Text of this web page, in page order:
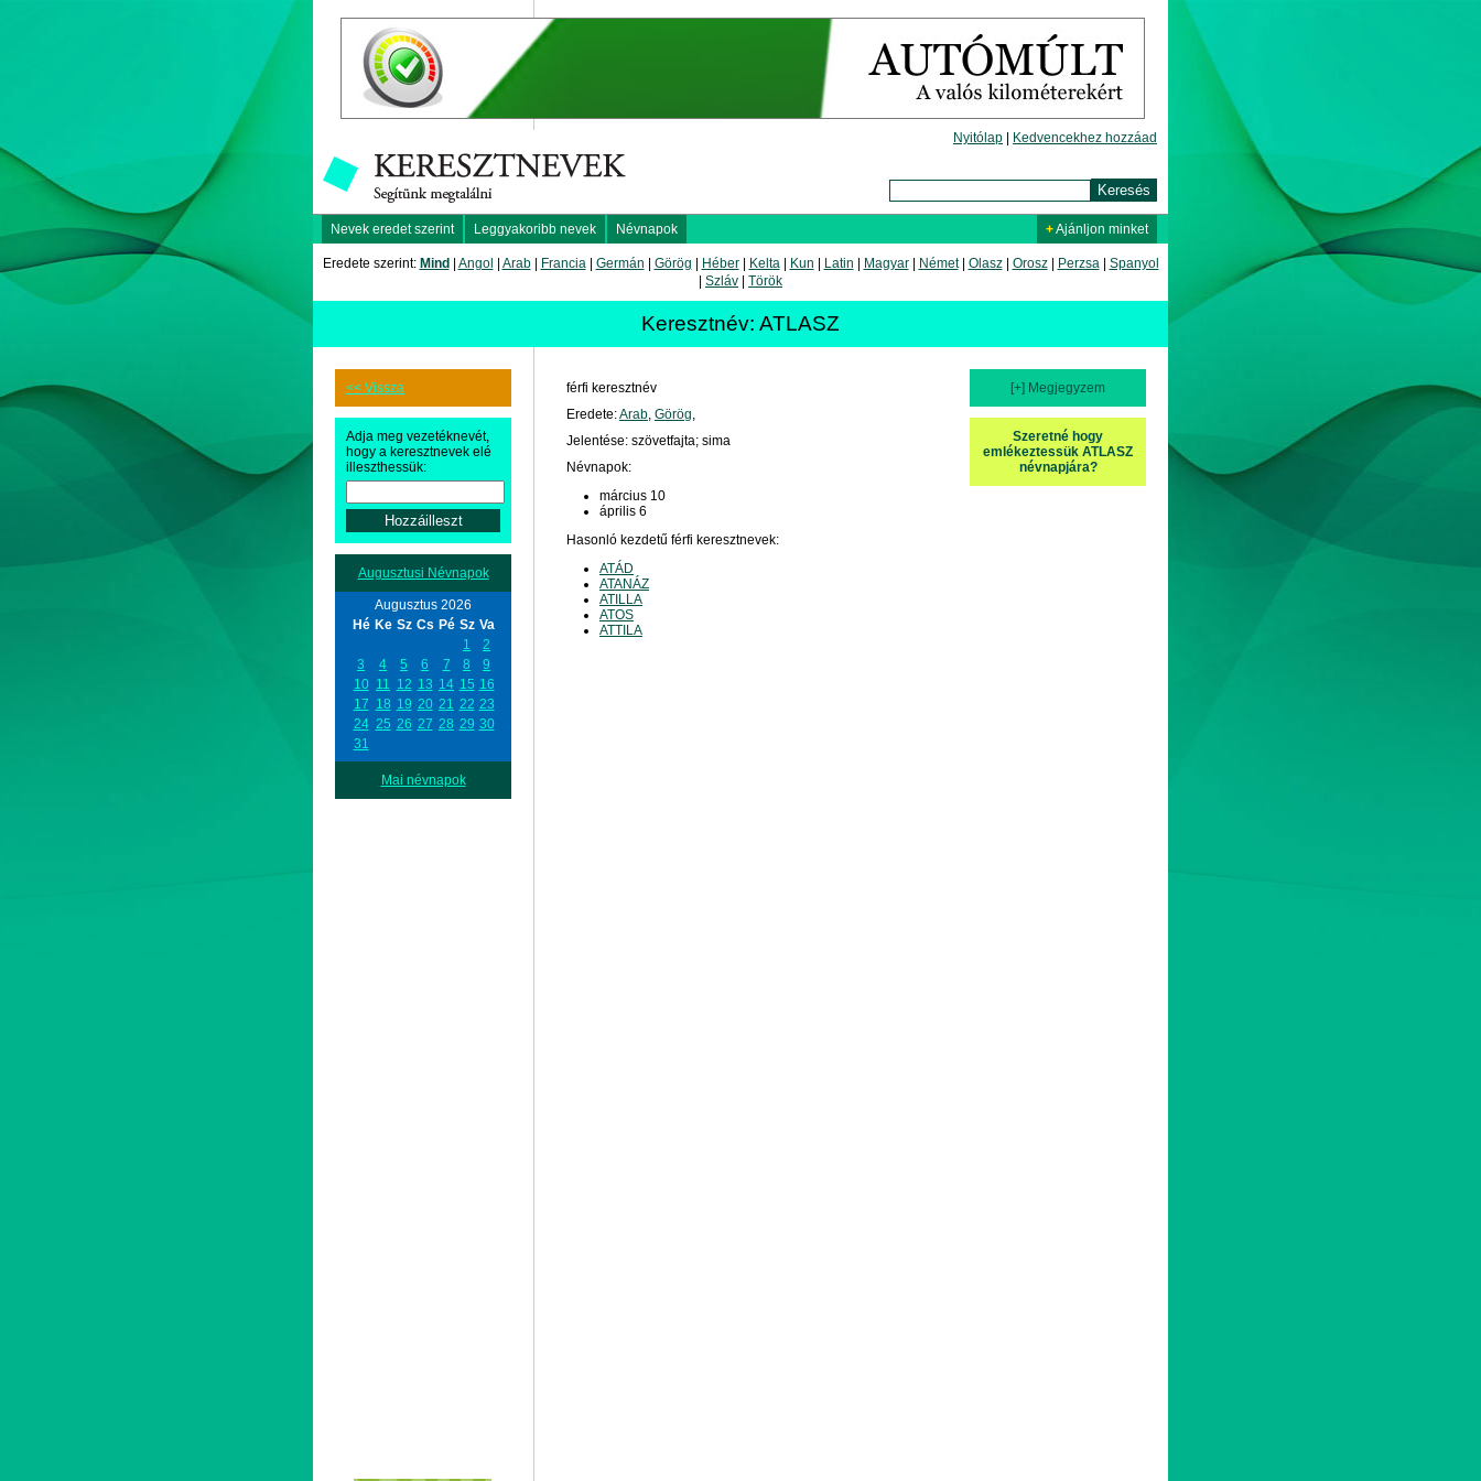
Nyitólap Kedvencekhez hozzáad
Nevek eredet szerint Leggyakoribb nevek Névnapok +Ajánljon minket
Eredete szerint: Mind Angol Arab| Francia| Germán Görög Héber| Kelta| Kun Latin Magyar| Német| Olasz| Orosz| Perzsa| Spanyol
Szláv Török
Keresztnév: ATLASZ
<< Vissza
Adja meg vezetéknevét,
hogy a keresztnevek elé
illeszthessük:
Augusztusi Névnapok
Augusztus 2026
Hé Ke Sz Cs Pé Sz Va
1
2
3
4 5 6 7 8
9
10 11 12 13 14 15 16
17 18 19 20 21 22 23
24 25 26 27 28 29 30
31
Mai névnapok
[+] Megjegyzem
Szeretné hogy
emlékeztessük ATLASZ
névnapjára?
férfi keresztnév
Eredete:Arab, Görög,
Jelentése: szövetfajta; sima
Névnapok:
március 10
április 6
Hasonló kezdetű férfi keresztnevek:
ATÁD
ATANÁZ
ATILLA
ATOS
ATTILA